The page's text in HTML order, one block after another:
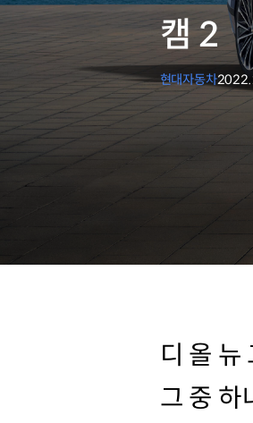
캠 2
현대자동차
디 올
그 중 하